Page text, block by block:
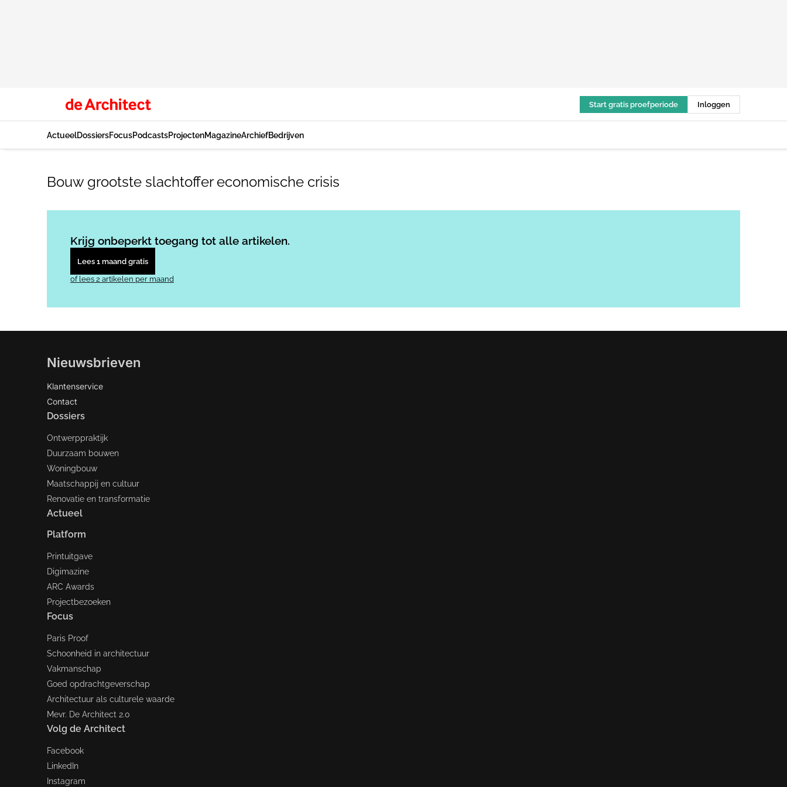
Start gratis proefperiode Inloggen
ActueelDossiersFocusPodcastsProjectenMagazineArchiefBedrijven
Bouw grootste slachtoffer economische crisis
Krijg onbeperkt toegang tot alle artikelen.
Lees 1 maand gratis
of lees 2 artikelen per maand
Nieuwsbrieven
Klantenservice
Contact
Dossiers
Ontwerppraktijk
Duurzaam bouwen
Woningbouw
Maatschappij en cultuur
Renovatie en transformatie
Actueel
Platform
Printuitgave
Digimazine
ARC Awards
Projectbezoeken
Focus
Paris Proof
Schoonheid in architectuur
Vakmanschap
Goed opdrachtgeverschap
Architectuur als culturele waarde
Mevr. De Architect 2.0
Volg de Architect
Facebook
LinkedIn
Instagram